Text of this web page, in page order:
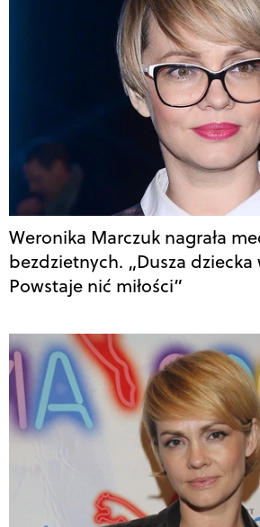
Weronika Marczuk nagrała
bezdzietnych. „Dusza
Powstaje nić miłości”